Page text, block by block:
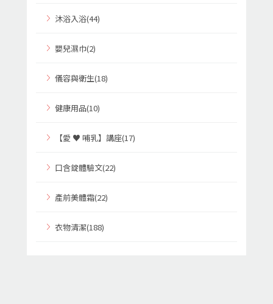
沐浴入浴(44)
嬰兒濕巾(2)
儀容與衛生(18)
健康用品(10)
【愛 ♥ 哺乳】講座(17)
口含錠體驗文(22)
產前美體霜(22)
衣物清潔(188)